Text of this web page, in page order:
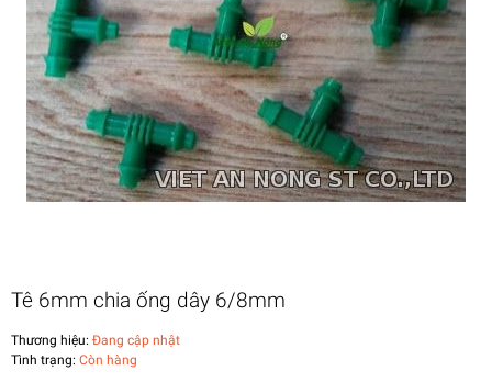
Tê 6mm chia ống dây 6/8mm
Thương hiệu: Đang cập nhật
Tình trạng: Còn hàng